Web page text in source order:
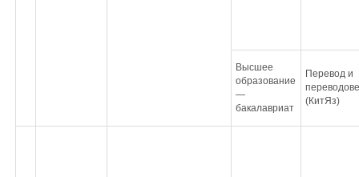
Высшее
образование
—
бакалавриат
Перевод и
(КитЯз)